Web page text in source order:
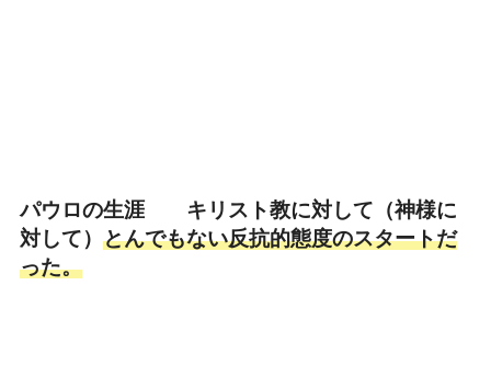
パウロの生涯 キリスト教に対して（神様に
対して） とんでもない反抗的態度のスタートだ
った。